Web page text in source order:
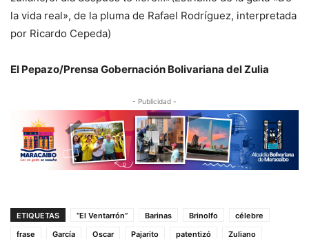
la vida real», de la pluma de Rafael Rodríguez, interpretada
por Ricardo Cepeda)
El Pepazo/Prensa Gobernación Bolivariana del Zulia
- Publicidad -
ETIQUETAS “El Ventarrón” Barinas Brinolfo
célebre
frase
García Oscar Pajarito patentizó Zuliano